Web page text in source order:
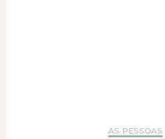
AS PESSOAS